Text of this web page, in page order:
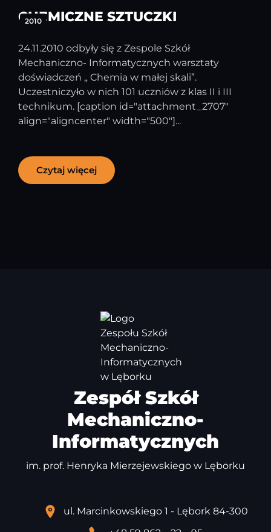
2010
CHEMICZNE SZTUCZKI
24.11.2010 odbyły się z Zespole Szkół
Mechaniczno- Informatycznych warsztaty
doświadczeń „ Chemia w małej skali”.
Uczestniczyło w nich 101 uczniów z klas II i III
technikum. [caption id="attachment_2707"
align="aligncenter" width="500"]...
Czytaj więcej
Zespół Szkół
Mechaniczno-
Informatycznych
im. prof. Henryka Mierzejewskiego w Lęborku
ul. Marcinkowskiego 1 - Lębork 84-300